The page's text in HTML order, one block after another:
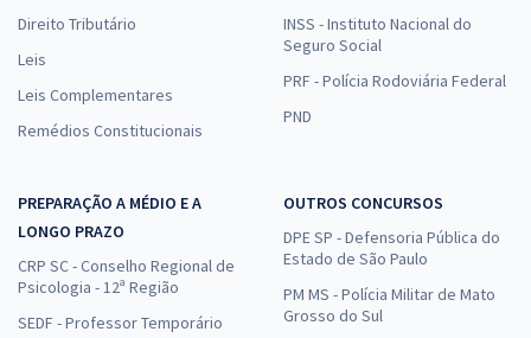
Direito Tributário
Leis
Leis Complementares
Remédios Constitucionais
INSS - Instituto Nacional do
Seguro Social
PRF - Polícia Rodoviária Federal
PND
PREPARAÇÃO A MÉDIO E A
LONGO PRAZO
CRP SC - Conselho Regional de
Psicologia - 12ª Região
SEDF - Professor Temporário
OUTROS CONCURSOS
DPE SP - Defensoria Pública do
Estado de São Paulo
PM MS - Polícia Militar de Mato
Grosso do Sul